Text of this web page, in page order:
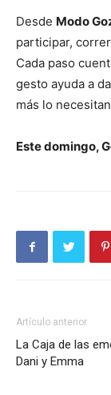
Desde Modo
participar,
Cada paso
gesto ayuda a
más lo
Este domingo,
Artículo anterior
La Caja de las
Dani y Emma